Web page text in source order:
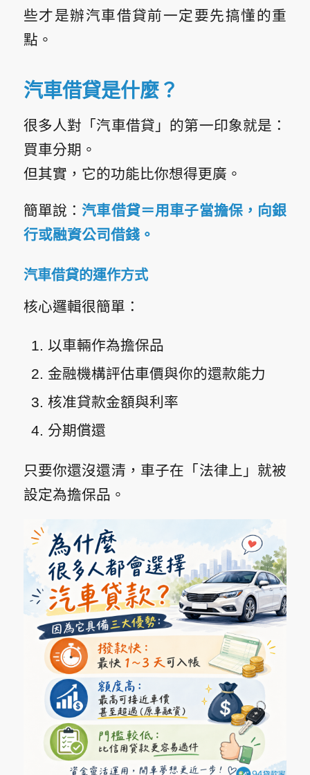
些才是辦汽車借貸前一定要先搞懂的重
點。
汽車借貸是什麼？
很多人對「汽車借貸」的第一印象就是：
買車分期。
但其實，它的功能比你想得更廣。
簡單說：汽車借貸＝用車子當擔保，向銀
行或融資公司借錢。
汽車借貸的運作方式
核心邏輯很簡單：
以車輛作為擔保品
金融機構評估車價與你的還款能力
核准貸款金額與利率
分期償還
只要你還沒還清，車子在「法律上」就被
設定為擔保品。